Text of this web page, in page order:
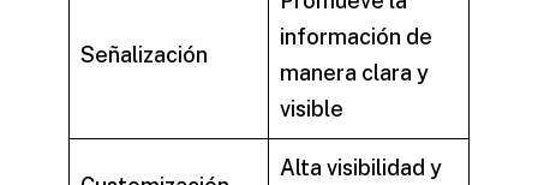
Señalización
información de
manera clara y
visible
Alta visibilidad y